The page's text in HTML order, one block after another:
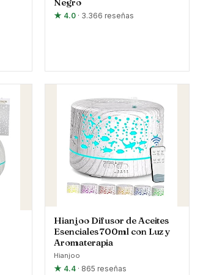
★ 4.0 · 3.366 reseñas
Hianjoo Difusor de Aceites
Esenciales 700ml con Luz y
Aromaterapia
Hianjoo
★ 4.4 · 865 reseñas